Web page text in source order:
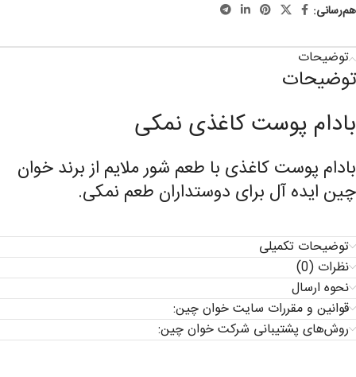
هم‌رسانی:
توضیحات
توضیحات
بادام پوست کاغذی نمکی
بادام پوست کاغذی با طعم شور ملایم از برند خوان
چین ایده آل برای دوستداران طعم نمکی.
توضیحات تکمیلی
نظرات (0)
نحوه ارسال
قوانین و مقررات سایت خوان چین:
روش‌های پشتیبانی شرکت خوان چین: